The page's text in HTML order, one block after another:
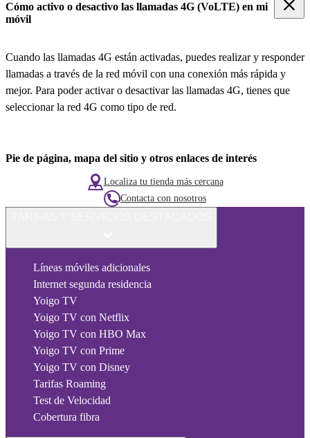
Cómo activo o desactivo las llamadas 4G (VoLTE) en mi
móvil
Cuando las llamadas 4G están activadas, puedes realizar y responder
llamadas a través de la red móvil con una conexión más rápida y
mejor. Para poder activar o desactivar las llamadas 4G, tienes que
seleccionar la red 4G como tipo de red.
Pie de página, mapa del sitio y otros enlaces de interés
Localiza tu tienda más cercana
Contacta con nosotros
Líneas móviles adicionales
Internet segunda residencia
Yoigo TV
Yoigo TV con Netflix
Yoigo TV con HBO Max
Yoigo TV con Prime
Yoigo TV con Disney
Tarifas Roaming
Test de Velocidad
Cobertura fibra